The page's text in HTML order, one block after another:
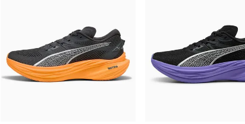
グシューズ
ジュニアサッカー・フットサルト
レーニングシューズ
野球スパイク・シューズ
DESC
ENTE